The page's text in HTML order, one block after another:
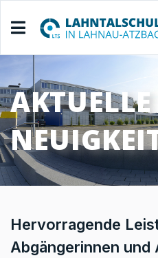
AKTUELLE
Hervorragende
Abgängerinnen und